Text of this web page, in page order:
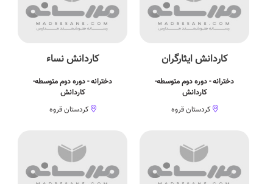
کاردانش ایثارگران
دخترانه - دوره دوم متوسطه-
کاردانش
کردستان قروه
کاردانش نساء
دخترانه - دوره دوم متوسطه-
کاردانش
کردستان قروه